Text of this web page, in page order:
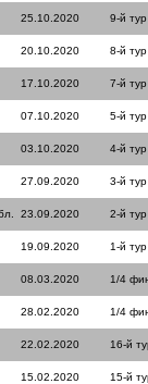
25.10.2020 9-й тур
20.10.2020 8-й тур
17.10.2020 7-й тур
07.10.2020 5-й тур
03.10.2020 4-й тур
27.09.2020 3-й тур
23.09.2020 2-й тур
19.09.2020 1-й тур
08.03.2020 1/4
28.02.2020 1/4
22.02.2020 16-й
15.02.2020 15-й